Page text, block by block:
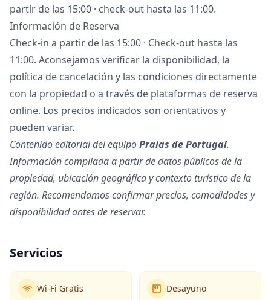
partir de las 15:00 · check-out hasta las 11:00.
Información de Reserva
Check-in a partir de las 15:00 · Check-out hasta las
11:00. Aconsejamos verificar la disponibilidad, la
política de cancelación y las condiciones directamente
con la propiedad o a través de plataformas de reserva
online. Los precios indicados son orientativos y
pueden variar.
Contenido editorial del equipoPraias de Portugal.
Información compilada a partir de datos públicos de la
propiedad, ubicación geográfica y contexto turístico de la
región. Recomendamos confirmar precios, comodidades y
disponibilidad antes de reservar.
Servicios
Wi-Fi Gratis Desayuno